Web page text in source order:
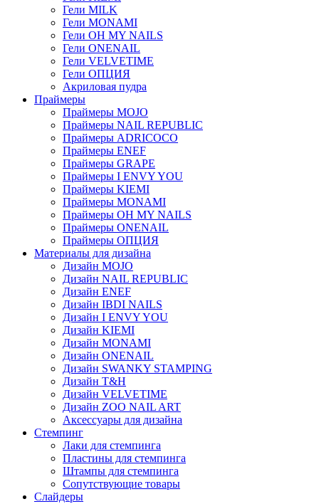
Гели MILK
Гели MONAMI
Гели OH MY NAILS
Гели ONENAIL
Гели VELVETIME
Гели ОПЦИЯ
Акриловая пудра
Праймеры
Праймеры MOJO
Праймеры NAIL REPUBLIC
Праймеры ADRICOCO
Праймеры ENEF
Праймеры GRAPE
Праймеры I ENVY YOU
Праймеры KIEMI
Праймеры MONAMI
Праймеры OH MY NAILS
Праймеры ONENAIL
Праймеры ОПЦИЯ
Материалы для дизайна
Дизайн MOJO
Дизайн NAIL REPUBLIC
Дизайн ENEF
Дизайн IBDI NAILS
Дизайн I ENVY YOU
Дизайн KIEMI
Дизайн MONAMI
Дизайн ONENAIL
Дизайн SWANKY STAMPING
Дизайн T&H
Дизайн VELVETIME
Дизайн ZOO NAIL ART
Аксессуары для дизайна
Стемпинг
Лаки для стемпинга
Пластины для стемпинга
Штампы для стемпинга
Сопутствующие товары
Слайдеры